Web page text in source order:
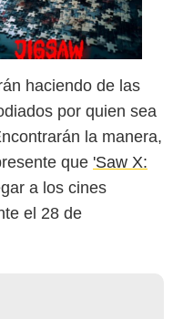
haciendo de las
por quien sea
la manera,
que 'Saw X:
a los cines
el 28 de